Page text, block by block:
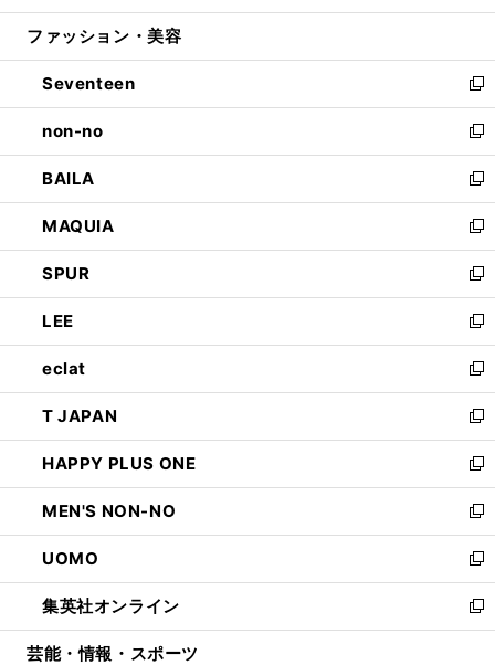
開
ウ
開
く
ン
ウ
で
開
く
ウ
ン
ド
ウ
で
開
く
ファッション・美容
Seventeen
新
し
い
ウ
ィ
ン
ド
ウ
で
開
く
non-no
新
し
い
ウ
ィ
ン
ド
ウ
で
開
く
BAILA
新
し
い
ウ
ィ
ン
ド
ウ
で
開
く
MAQUIA
新
し
い
ウ
ィ
ン
ド
ウ
で
開
く
SPUR
新
し
い
ウ
ィ
ン
ド
ウ
で
開
く
LEE
新
し
い
ウ
ィ
ン
ド
ウ
で
開
く
eclat
新
し
い
ウ
ィ
ン
ド
ウ
で
開
く
T JAPAN
新
し
い
ウ
ィ
ン
ド
ウ
で
開
HAPPY PLUS ONE
新
し
い
ウ
ィ
ン
ド
ウ
MEN'S NON-NO
新
し
い
ウ
ィ
ン
UOMO
新
し
い
ウ
集英社オンライン
新
し
芸能・情報・スポーツ